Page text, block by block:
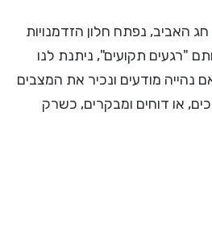
האביב, נפתח חלון הזדמנויות
"רגעים תקועים", ניתנת לנו
נהייה מודעים ונכיר את המצבים
או דוחים ומבקרים, כשרק